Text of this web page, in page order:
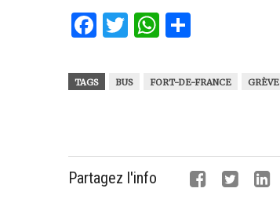
Facebook
Twitter
WhatsApp
TAGS BUS FORT-DE-FRANCE GRÈVE
Partagez l'info